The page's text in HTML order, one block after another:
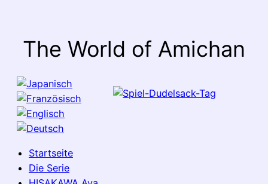
The World of Amichan
Startseite
Die Serie